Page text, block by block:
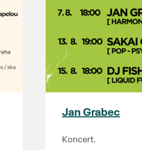
Jan Grabec
Koncert.